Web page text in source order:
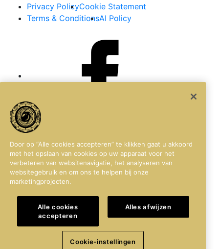
Privacy PolicyCookie Statement
Terms & ConditionsAI Policy
Door op “Alle cookies accepteren” te klikken gaat u akkoord
met het opslaan van cookies op uw apparaat voor het
verbeteren van websitenavigatie, het analyseren van
websitegebruik en om ons te helpen bij onze
marketingprojecten.
Alle cookies
accepteren
Alles afwijzen
Cookie-instellingen